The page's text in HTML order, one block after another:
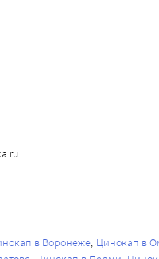
в Воронеже Цинокап в